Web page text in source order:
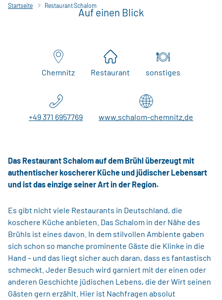
Startseite Restaurant Schalom
Auf einen Blick
Chemnitz Restaurant sonstiges
+49 371 6957769 www.schalom-chemnitz.de
Das Restaurant Schalom auf dem Brühl überzeugt mit
authentischer koscherer Küche und jüdischer Lebensart
und ist das einzige seiner Art in der Region.
Es gibt nicht viele Restaurants in Deutschland, die
koschere Küche anbieten. Das Schalom in der Nähe des
Brühls ist eines davon. In dem stilvollen Ambiente gaben
sich schon so manche prominente Gäste die Klinke in die
Hand – und das liegt sicher auch daran, dass es fantastisch
schmeckt. Jeder Besuch wird garniert mit der einen oder
anderen Geschichte jüdischen Lebens, die der Wirt seinen
Gästen gern erzählt. Hier ist Nachfragen absolut